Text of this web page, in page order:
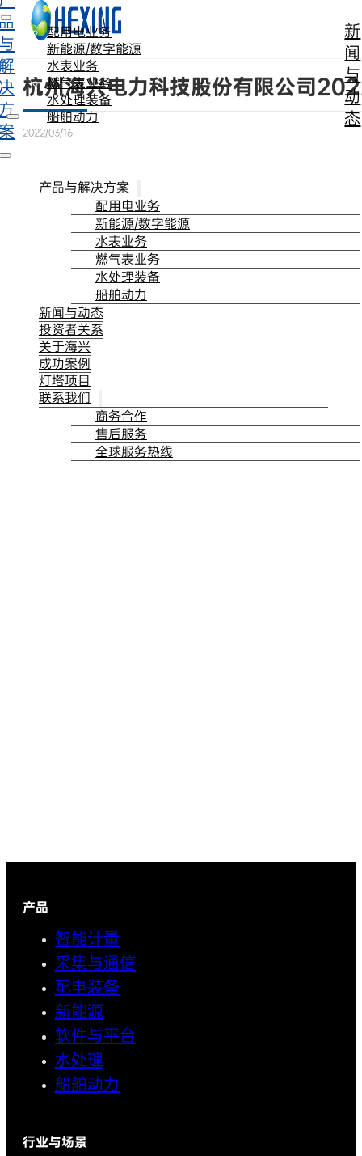
跳转到主要内容 跳转到页脚
配用电业务
新能源/数字能源
水表业务
燃气表业务
水处理装备
船舶动力
新
闻
与
动
态
产品与解决方案
配用电业务
新能源/数字能源
水表业务
燃气表业务
水处理装备
船舶动力
新闻与动态
投资者关系
关于海兴
成功案例
灯塔项目
联系我们
商务合作
售后服务
全球服务热线
杭州海兴电力科技股份有限公司
2022/03/16
产品
智能计量
采集与通信
配电装备
新能源
软件与平台
水处理
船舶动力
行业与场景